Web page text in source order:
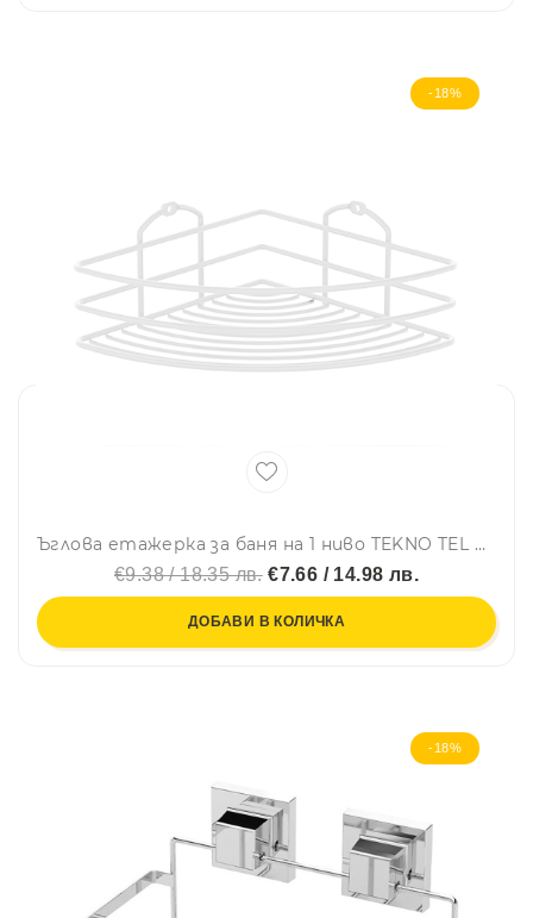
-18%
Ъглова етажерка за баня на 1 ниво TEKNO TEL BK 021W, Закрепване с дюбел, Бял
€9.38 / 18.35 лв.€7.66 / 14.98 лв.
ДОБАВИ В КОЛИЧКА
-18%